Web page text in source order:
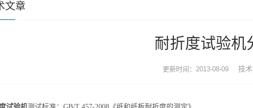
文章
耐折度试验机
更新时间：2013-08-09 技